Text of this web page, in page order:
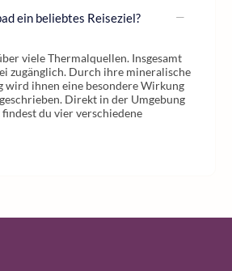
ein beliebtes Reiseziel?
viele Thermalquellen. Insgesamt
zugänglich. Durch ihre mineralische
wird ihnen eine besondere Wirkung
Direkt in der Umgebung
du vier verschiedene